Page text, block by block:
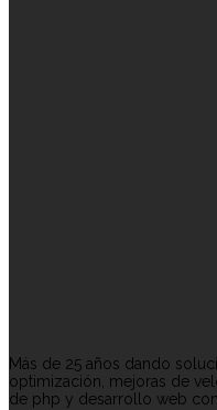
Más de 25 años dando
optimización, mejoras de
de php y desarrollo web